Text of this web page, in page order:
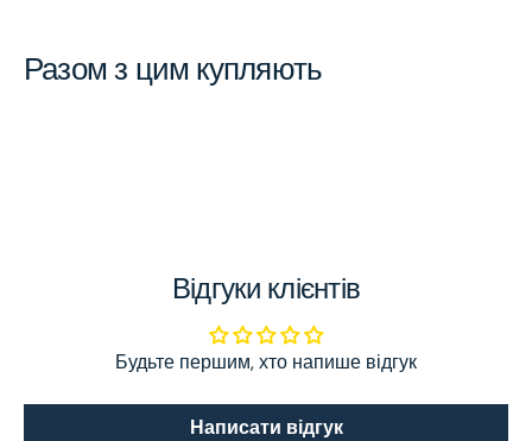
Разом з цим купляють
Відгуки клієнтів
Будьте першим, хто напише відгук
Написати відгук